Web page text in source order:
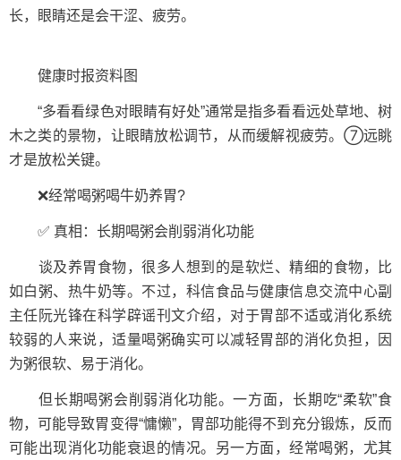
长，眼睛还是会干涩、疲劳。
健康时报资料图
“多看看绿色对眼睛有好处”通常是指多看看远处草地、树
木之类的景物，让眼睛放松调节，从而缓解视疲劳。⑦远眺
才是放松关键。
❌经常喝粥喝牛奶养胃?
✅ 真相：长期喝粥会削弱消化功能
谈及养胃食物，很多人想到的是软烂、精细的食物，比
如白粥、热牛奶等。不过，科信食品与健康信息交流中心副
主任阮光锋在科学辟谣刊文介绍，对于胃部不适或消化系统
较弱的人来说，适量喝粥确实可以减轻胃部的消化负担，因
为粥很软、易于消化。
但长期喝粥会削弱消化功能。一方面，长期吃“柔软”食
物，可能导致胃变得“慵懒”，胃部功能得不到充分锻炼，反而
可能出现消化功能衰退的情况。另一方面，经常喝粥，尤其